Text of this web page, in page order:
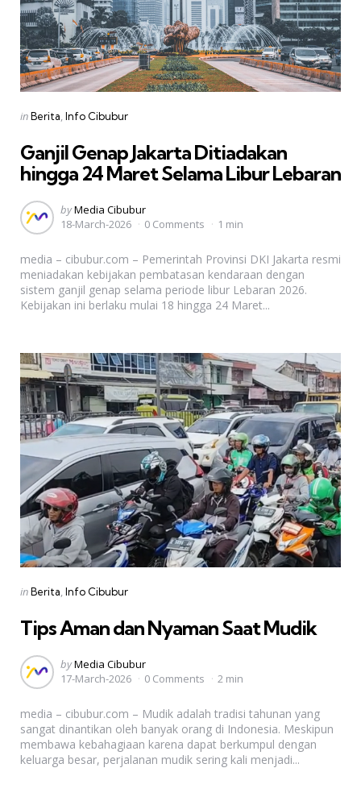
Categories
Posted
inBerita Info Cibubur
Ganjil Genap Jakarta Ditiadakan
hingga 24 Maret Selama Libur Lebaran
Posted
by
byMedia Cibubur
18-March-2026
0 Comments 1 min
media – cibubur.com – Pemerintah Provinsi DKI Jakarta resmi
meniadakan kebijakan pembatasan kendaraan dengan
sistem ganjil genap selama periode libur Lebaran 2026.
Kebijakan ini berlaku mulai 18 hingga 24 Maret...
Categories
Posted
inBerita Info Cibubur
Tips Aman dan Nyaman Saat Mudik
Posted
by
byMedia Cibubur
17-March-2026
0 Comments 2 min
media – cibubur.com – Mudik adalah tradisi tahunan yang
sangat dinantikan oleh banyak orang di Indonesia. Meskipun
membawa kebahagiaan karena dapat berkumpul dengan
keluarga besar, perjalanan mudik sering kali menjadi...